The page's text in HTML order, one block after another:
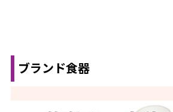
ブランド食器